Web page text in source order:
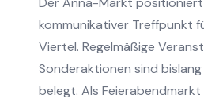
kommunikativer Treffpunkt
Viertel. Regelmäßige
Sonderaktionen sind
belegt. Als Feierabendmarkt